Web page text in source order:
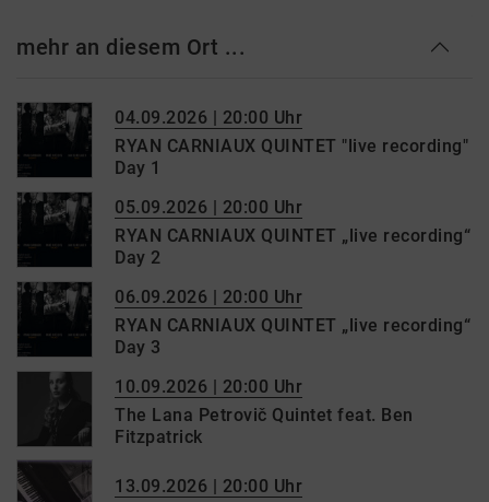
mehr an diesem Ort ...
04.09.2026 | 20:00 Uhr
RYAN CARNIAUX QUINTET "live recording"
Day 1
05.09.2026 | 20:00 Uhr
RYAN CARNIAUX QUINTET „live recording“
Day 2
06.09.2026 | 20:00 Uhr
RYAN CARNIAUX QUINTET „live recording“
Day 3
10.09.2026 | 20:00 Uhr
The Lana Petrovič Quintet feat. Ben
Fitzpatrick
13.09.2026 | 20:00 Uhr